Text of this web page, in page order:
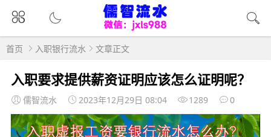
首页 入职银行流水 文章正文
入职要求提供薪资证明应该怎么证明呢？
儒智流水 2023年12月29日 08:04 1289 0